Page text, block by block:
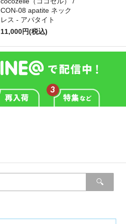
CON-08 apatite ネック
レス - アパタイト
11,000円(税込)